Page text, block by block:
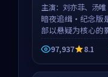
主演： 刘亦菲、汤唯
暗夜追缉·纪念版
部以悬疑为核心的
作品，围绕危机、
与人物成长展开，
节奏紧凑，值得推
97,937 8.1